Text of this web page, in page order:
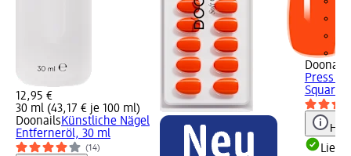
12,95 €
30 ml (43,17 € je 100 ml)
DoonailsKünstliche Nägel
Entferneröl, 30 ml
(14)
Doonails
Press